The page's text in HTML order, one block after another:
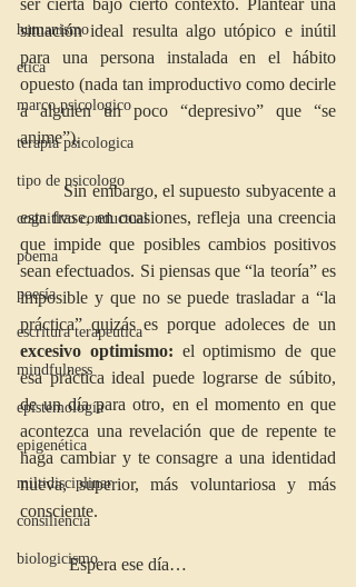
humanismo
etica
marco psicologico
terapia psicologica
tipo de psicologo
cognitivo conductual
poema
poesía
escritura terapeutica
mindfulness
epistemología
epigenética
miltidisciplinar
consiliencia
biologicismo
ser cierta bajo cierto contexto. Plantear una
situación ideal resulta algo utópico e inútil
para una persona instalada en el hábito
opuesto (nada tan improductivo como decirle
a alguien un poco “depresivo” que “se
anime”).
         Sin embargo, el supuesto subyacente a
esta frase, en ocasiones, refleja una creencia
que impide que posibles cambios positivos
sean efectuados. Si piensas que “la teoría” es
imposible y que no se puede trasladar a “la
excesivo optimismo: el optimismo de que
esa práctica ideal puede lograrse de súbito,
de un día para otro, en el momento en que
acontezca una revelación que de repente te
haga cambiar y te consagre a una identidad
nueva, superior, más voluntariosa y más
consciente.
           Espera ese día…